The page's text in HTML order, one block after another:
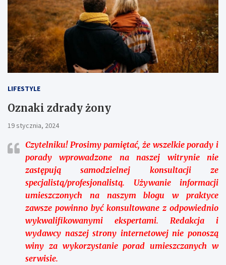
LIFESTYLE
Oznaki zdrady żony
19 stycznia, 2024
Czytelniku!Prosimy pamiętać, że wszelkie porady i
porady wprowadzone na naszej witrynie nie
zastępują samodzielnej konsultacji ze
specjalistą/profesjonalistą. Używanie informacji
umieszczonych na naszym blogu w praktyce
zawsze powinno być konsultowane z odpowiednio
wykwalifikowanymi ekspertami. Redakcja i
wydawcy naszej strony internetowej nie ponoszą
winy za wykorzystanie porad umieszczanych w
serwisie.